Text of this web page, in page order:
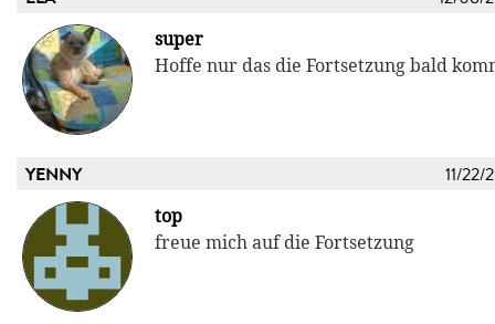
super
Hoffe nur das die Fortsetzung bald
YENNY 11/22/
top
freue mich auf die Fortsetzung